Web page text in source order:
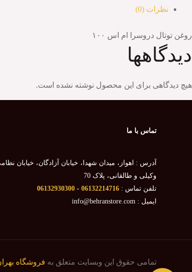
نظرات (0)
روغن توتال دروسرا ام اس ۱۰۰
دیدگاهها
هیچ دیدگاهی برای این محصول نوشته نشده است.
تماس با ما
آدرس : اهواز، میدان شهدا، خیابان آزادگان، خیابان
وکیلی و طالقانی، پلاک 70
تلفن تماس : 06132214716
-
06132930300
ایمیل : info@behranstore.com
تمامی حقوق این وبسایت متعلق به فروشگاه